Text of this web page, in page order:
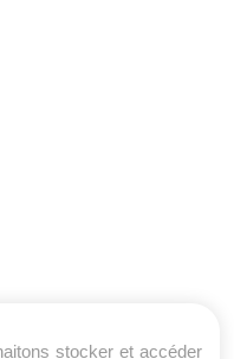
stocker et accéder